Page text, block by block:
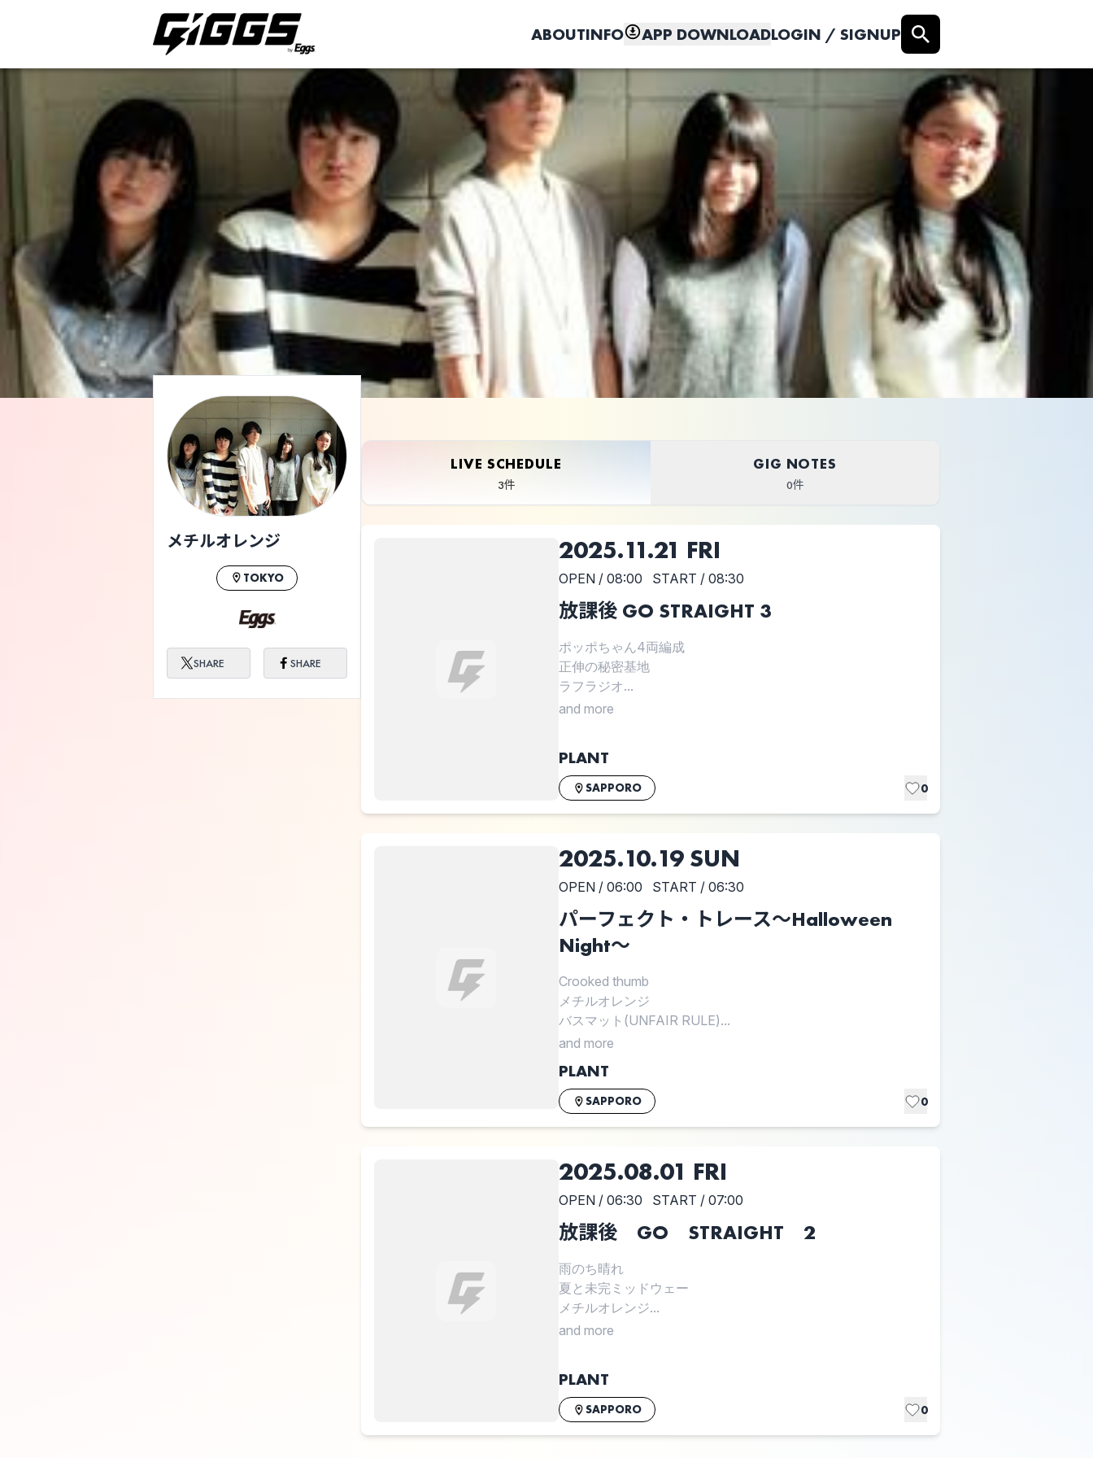
ABOUTINFO APP DOWNLOADLOGIN / SIGNUP
ライブ体験をもっと楽しく、もっと便利に。
メチルオレンジ
TOKYO
SHARE SHARE
LIVE SCHEDULE
3件
GIG NOTES
0件
2025.11.21 FRI
OPEN / 08:00 START / 08:30
放課後 GO STRAIGHT 3
ポッポちゃん4両編成
正伸の秘密基地
ラフラジオ...
and more
PLANT
SAPPORO 0
2025.10.19 SUN
OPEN / 06:00 START / 06:30
パーフェクト・トレース～Halloween
Night～
Crooked thumb
メチルオレンジ
バスマット(UNFAIR RULE)...
and more
PLANT
SAPPORO 0
2025.08.01 FRI
OPEN / 06:30 START / 07:00
放課後 GO STRAIGHT 2
雨のち晴れ
夏と未完ミッドウェー
メチルオレンジ...
and more
PLANT
SAPPORO 0